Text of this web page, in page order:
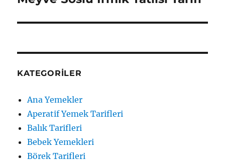
KATEGORILER
Ana Yemekler
Aperatif Yemek Tarifleri
Balık Tarifleri
Bebek Yemekleri
Börek Tarifleri